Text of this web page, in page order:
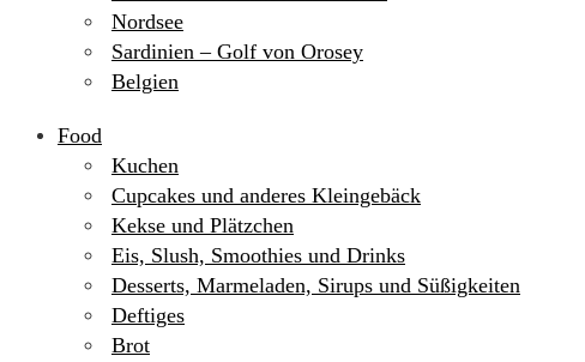
Nordsee
Sardinien – Golf von Orosey
Belgien
Food
Kuchen
Cupcakes und anderes Kleingebäck
Kekse und Plätzchen
Eis, Slush, Smoothies und Drinks
Desserts, Marmeladen, Sirups und Süßigkeiten
Deftiges
Brot